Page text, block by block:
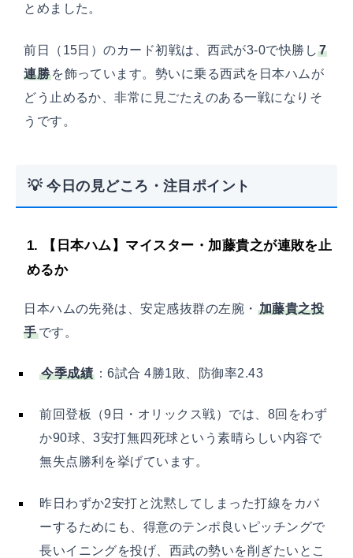
とめました。
前日（15日）のカード初戦は、西武が3-0で快勝し7
連勝 を飾っています。勢いに乗る西武を日本ハムが
どう止めるか、非常に見ごたえのある一戦になりそ
うです。
💡 今日の見どころ・注目ポイント
1. 【日本ハム】マイスター・加藤貴之が連敗を止
めるか
日本ハムの先発は、安定感抜群の左腕・ 加藤貴之投
手です。
今季成績：6試合 4勝1敗、防御率2.43
前回登板（9日・オリックス戦）では、8回をわず
か90球、3安打無四死球という素晴らしい内容で
無失点勝利を挙げています。
昨日わずか2安打と沈黙してしまった打線をカバ
ーするためにも、得意のテンポ良いピッチングで
長いイニングを投げ、西武の勢いを削ぎたいとこ